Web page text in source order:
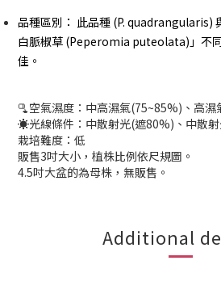
品種區別： 此品種 (P. quadrangularis)
白脈椒草 (Peperomia puteolata)」不
佳。
🫗空氣濕度：中高濕氣(75~85%)、高濕
☀️光線條件：中散射光(遮80%)、中散
栽培難度：低
販售3吋大小，植株比例依尺規圖。
4.5吋大盆的為母株，無販售。
Additional